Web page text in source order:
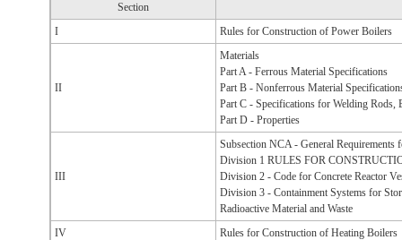
Section
I
Rules for Construction of Power Boilers
II
Materials
Part A - Ferrous Material Specifications
Part B - Nonferrous Material
Part C - Specifications for Welding Rods,
Part D - Properties
III
Subsection NCA - General
Division 1 RULES FOR
Division 2 - Code for Concrete Reactor
Division 3 - Containment Systems for
Radioactive Material and Waste
IV
Rules for Construction of Heating Boilers